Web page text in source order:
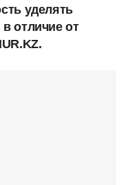
уделять
отличие от